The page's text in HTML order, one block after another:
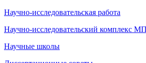
Научно-исследовательская работа
Научно-исследовательский
Научные школы